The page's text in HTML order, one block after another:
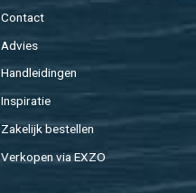
Con­tact
Ad­vies
Hand­lei­din­gen
In­spi­ra­tie
Za­ke­lijk be­stel­len
Ver­ko­pen via EXZO